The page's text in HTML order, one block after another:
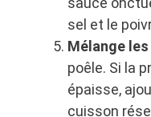
sel et le
Mélange
poêle. Si la
épaisse,
cuisson